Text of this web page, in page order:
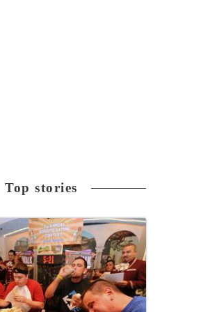
Top stories